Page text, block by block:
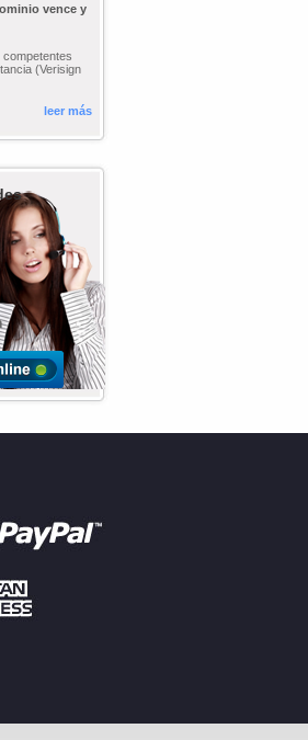
vence y
competentes
(Verisign
leer más